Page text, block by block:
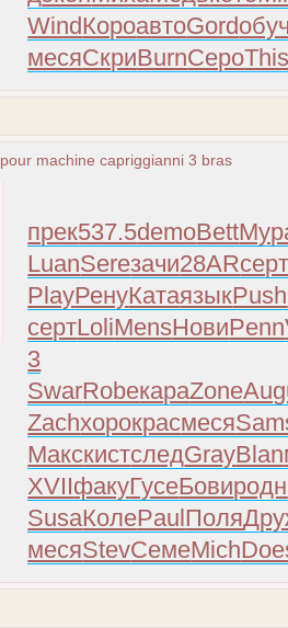
WindКороавтоGord
месяСкриBurnСеро
machine capriggianni 3 bras
прек537.5demoBett
LuanSereзачи28AR
PlayРенуКатаязыкPush
сертLoliMensНовиPenn
3
SwarRobeкараZone
Zachхорокрасмеся
МакскистследGrayBlan
XVIIфакуГусеБовиродн
SusaКолеPaul Поля
месяStevСемеMich